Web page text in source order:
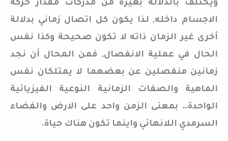
ويختلف بالدلالة بغيره من مدركات مقدار حركة
الاجسام داخله, لذا يكون كل اتصال زماني بدلالة
أخرى غير الزمان ذاته لا تكون صحيحة وكذا نفس
الحال في عملية الانفصال, فمن المحال أن نجد
زمانين منفصلين عن بعضهما لا يمتلكان نفس
الماهية والصفات الزمانية النوعية الفيزيائية
الواحدة… بمعنى الزمن واحد على الارض والفضاء
السرمدي اللانهائي واينما تكون هناك حياة.